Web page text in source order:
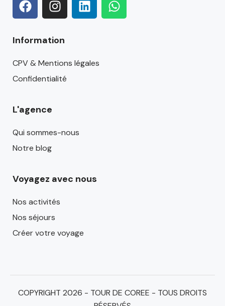
Information
CPV & Mentions légales
Confidentialité
L'agence
Qui sommes-nous
Notre blog
Voyagez avec nous
Nos activités
Nos séjours
Créer votre voyage
COPYRIGHT 2026 - TOUR DE COREE - TOUS DROITS